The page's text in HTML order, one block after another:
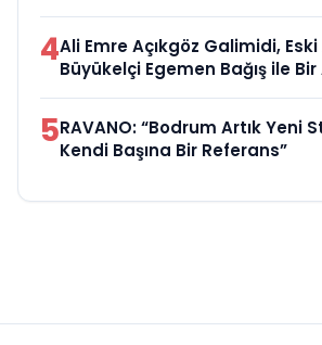
4Ali Emre Açıkgöz Galimidi, Eski
Büyükelçi Egemen Bağış ile
5RAVANO: “Bodrum Artık Yeni
Kendi Başına Bir Referans”